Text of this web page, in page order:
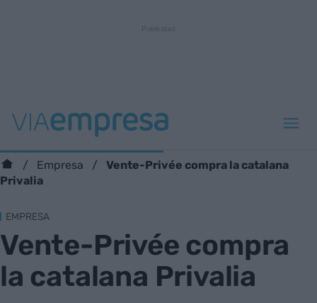
Empresa
Vente-Privée compra la catalana
Privalia
EMPRESA
Vente-Privée compra
la catalana Privalia